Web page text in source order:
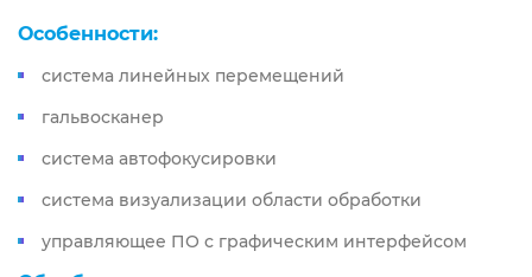
Особенности:
система линейных перемещений
гальвосканер
система автофокусировки
система визуализации области обработки
управляющее ПО с графическим интерфейсом